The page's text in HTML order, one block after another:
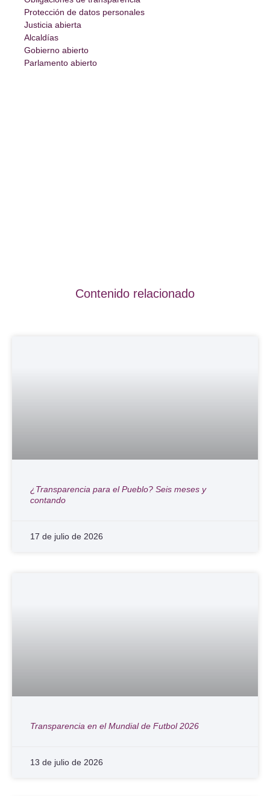
Protección de datos personales
Justicia abierta
Alcaldías
Gobierno abierto
Parlamento abierto
Contenido relacionado
¿Transparencia para el Pueblo? Seis meses y
contando
17 de julio de 2026
Transparencia en el Mundial de Futbol 2026
13 de julio de 2026